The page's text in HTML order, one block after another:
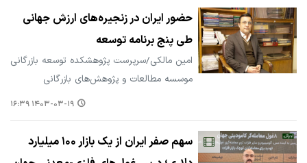
حضور ایران در زنجیره‌های ارزش جهانی
طی پنج برنامه توسعه
امین مالکی/سرپرست پژوهشکده توسعه بازرگانی
موسسه مطالعات و پژوهش‌های بازرگانی
۱۴۰۳-۰۳-۱۹ ۱۶:۳۹
سهم صفر ایران از یک بازار ۱۰۰ میلیارد